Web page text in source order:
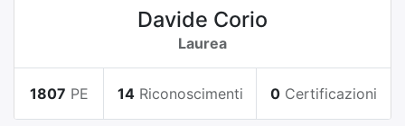
Davide Corio
Laurea
1807 PE 14 Riconoscimenti 0 Certificazioni